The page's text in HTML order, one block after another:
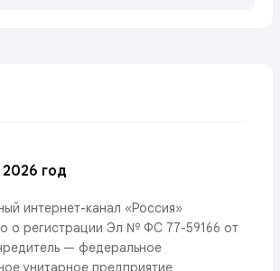
год
интернет-канал «Россия»
о регистрации Эл № ФС 77-59166 от
— федеральное
унитарное предприятие